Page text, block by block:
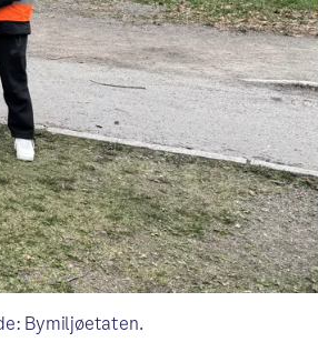
Bymiljøetaten.